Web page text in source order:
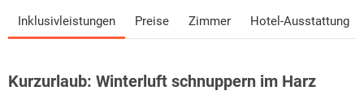
Inklusivleistungen Preise Zimmer Hotel-Ausstattung
Kurzurlaub: Winterluft schnuppern im Harz